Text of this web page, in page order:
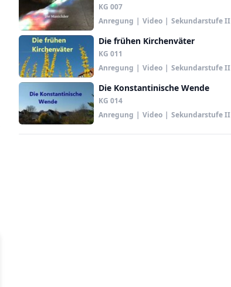
KG 007
Anregung | Video | Sekundarstufe II
Die frühen Kirchenväter
KG 011
Anregung | Video | Sekundarstufe II
Die Konstantinische Wende
KG 014
Anregung | Video | Sekundarstufe II